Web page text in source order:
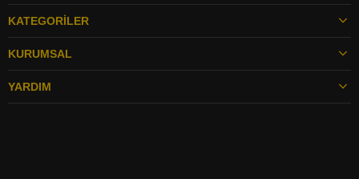
KATEGORILER
KURUMSAL
YARDIM